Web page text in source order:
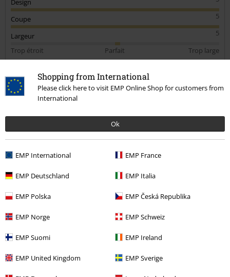
Shopping from International
Please click here to visit EMP Online Shop for customers from
International
Ok
EMP International EMP France
EMP Deutschland EMP Italia
EMP Polska EMP Česká Republika
EMP Norge EMP Schweiz
EMP Suomi EMP Ireland
EMP United Kingdom EMP Sverige
Design
5
Coupe
5
Largeur
Trop étroit
Parfait
Trop large
Trop court
Parfait
avis vérifié
6 Commentaires
Taille achetée: Xl
Trop beau